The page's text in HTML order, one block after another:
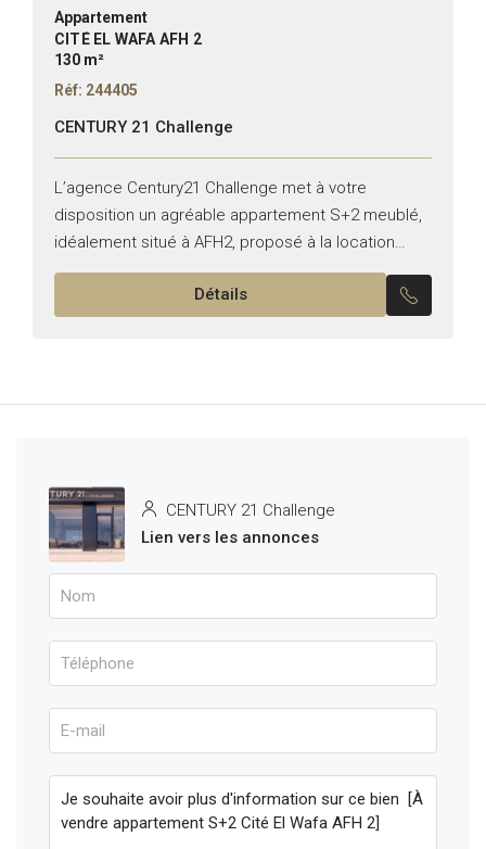
Appartement
CITÉ EL WAFA AFH 2
130 m²
Réf: 244405
CENTURY 21 Challenge
L’agence Century21 Challenge met à votre
disposition un agréable appartement S+2 meublé,
idéalement situé à AFH2, proposé à la location
annuelle. Il se compose de : Un salon lumineux
entièrement équipée, ouvrant...
Détails
CENTURY 21 Challenge
Lien vers les annonces